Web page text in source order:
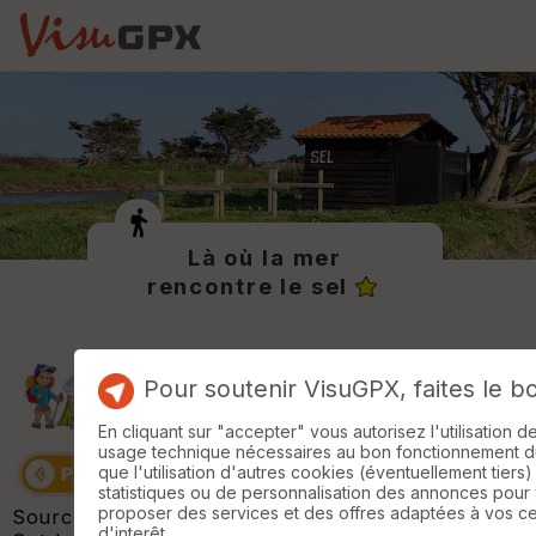
Là où la mer
rencontre le sel
Source & Trace GPX de la randonnée :Decathlon
Pour soutenir VisuGPX, faites le
En cliquant sur "accepter" vous autorisez l'utilisation
usage technique nécessaires au bon fonctionnement
que l'utilisation d'autres cookies (éventuellement
statistiques ou de personnalisation des annonces pour
proposer des services et des offres adaptées à vos